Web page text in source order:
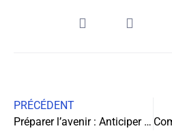
PRÉCÉDENT
Préparer l’avenir : Anticiper les compétences clés pour les industries de demain